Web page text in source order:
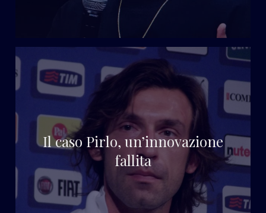
Il caso Pirlo, un’innovazione
fallita